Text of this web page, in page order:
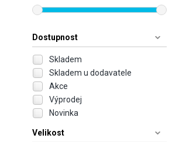
Dostupnost
Skladem
Skladem u dodavatele
Akce
Výprodej
Novinka
Velikost